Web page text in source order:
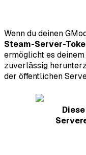
Wenn du deinen
Steam-Server-
ermöglicht es
zuverlässig
der öffentlichen